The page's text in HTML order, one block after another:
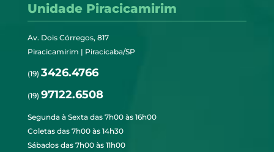
Unidade Piracicamirim
Av. Dois Córregos, 817
Piracicamirim | Piracicaba/SP
(19) 3426.4766
(19) 97122.6508
Segunda à Sexta das 7h00 às 16h00
Coletas das 7h00 às 14h30
Sábados das 7h00 às 11h00